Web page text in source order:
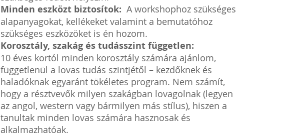
Minden eszközt biztosítok: A workshophoz szükséges
alapanyagokat, kellékeket valamint a bemutatóhoz
szükséges eszközöket is én hozom.
Korosztály, szakág és tudásszint független:
10 éves kortól minden korosztály számára ajánlom,
függetlenül a lovas tudás szintjétől – kezdőknek és
haladóknak egyaránt tökéletes program. Nem számít,
hogy a résztvevők milyen szakágban lovagolnak (legyen
az angol, western vagy bármilyen más stílus), hiszen a
tanultak minden lovas számára hasznosak és
alkalmazhatóak.